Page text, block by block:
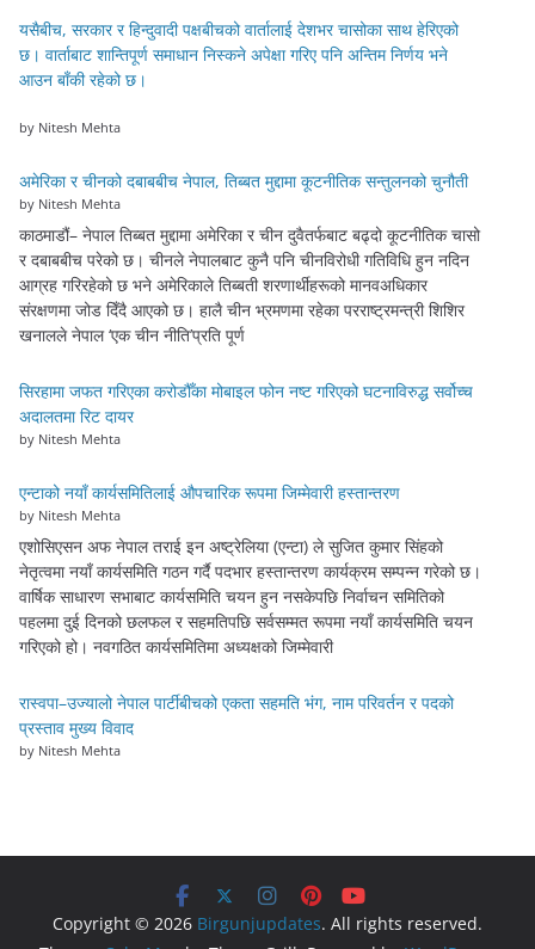
यसैबीच, सरकार र हिन्दुवादी पक्षबीचको वार्तालाई देशभर चासोका साथ हेरिएको
छ। वार्ताबाट शान्तिपूर्ण समाधान निस्कने अपेक्षा गरिए पनि अन्तिम निर्णय भने
आउन बाँकी रहेको छ।
by Nitesh Mehta
अमेरिका र चीनको दबाबबीच नेपाल, तिब्बत मुद्दामा कूटनीतिक सन्तुलनको चुनौती
by Nitesh Mehta
काठमाडौं– नेपाल तिब्बत मुद्दामा अमेरिका र चीन दुवैतर्फबाट बढ्दो कूटनीतिक चासो
र दबाबबीच परेको छ। चीनले नेपालबाट कुनै पनि चीनविरोधी गतिविधि हुन नदिन
आग्रह गरिरहेको छ भने अमेरिकाले तिब्बती शरणार्थीहरूको मानवअधिकार
संरक्षणमा जोड दिँदै आएको छ। हालै चीन भ्रमणमा रहेका परराष्ट्रमन्त्री शिशिर
खनालले नेपाल ‘एक चीन नीति’प्रति पूर्ण
सिरहामा जफत गरिएका करोडौँका मोबाइल फोन नष्ट गरिएको घटनाविरुद्ध सर्वोच्च
अदालतमा रिट दायर
by Nitesh Mehta
एन्टाको नयाँ कार्यसमितिलाई औपचारिक रूपमा जिम्मेवारी हस्तान्तरण
by Nitesh Mehta
एशोसिएसन अफ नेपाल तराई इन अष्ट्रेलिया (एन्टा) ले सुजित कुमार सिंहको
नेतृत्वमा नयाँ कार्यसमिति गठन गर्दै पदभार हस्तान्तरण कार्यक्रम सम्पन्न गरेको छ।
वार्षिक साधारण सभाबाट कार्यसमिति चयन हुन नसकेपछि निर्वाचन समितिको
पहलमा दुई दिनको छलफल र सहमतिपछि सर्वसम्मत रूपमा नयाँ कार्यसमिति चयन
गरिएको हो। नवगठित कार्यसमितिमा अध्यक्षको जिम्मेवारी
रास्वपा–उज्यालो नेपाल पार्टीबीचको एकता सहमति भंग, नाम परिवर्तन र पदको
प्रस्ताव मुख्य विवाद
by Nitesh Mehta
Copyright © 2026 Birgunjupdates. All rights reserved.